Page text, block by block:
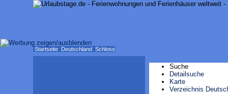
Startseite Deutschland Schloss
Suche
Detailsuche
Karte
Verzeichnis